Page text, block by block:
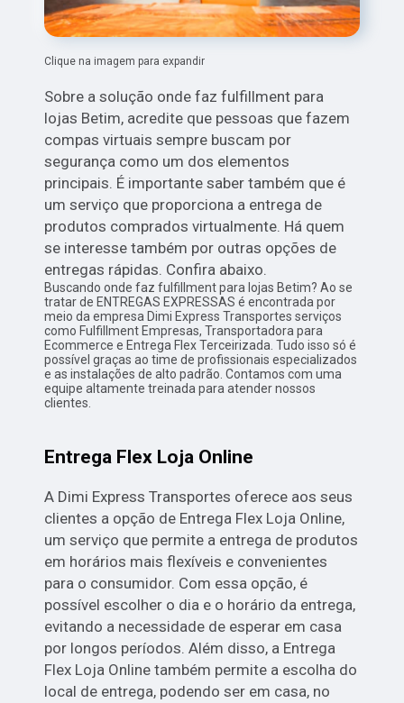
Clique na imagem para expandir
Sobre a solução onde faz fulfillment para
lojas Betim, acredite que pessoas que fazem
compas virtuais sempre buscam por
segurança como um dos elementos
principais. É importante saber também que é
um serviço que proporciona a entrega de
produtos comprados virtualmente. Há quem
se interesse também por outras opções de
entregas rápidas. Confira abaixo.
Buscando onde faz fulfillment para lojas Betim? Ao se
tratar de ENTREGAS EXPRESSAS é encontrada por
meio da empresa Dimi Express Transportes serviços
como Fulfillment Empresas, Transportadora para
Ecommerce e Entrega Flex Terceirizada. Tudo isso só é
possível graças ao time de profissionais especializados
e as instalações de alto padrão. Contamos com uma
equipe altamente treinada para atender nossos
clientes.
Entrega Flex Loja Online
A Dimi Express Transportes oferece aos seus
clientes a opção de Entrega Flex Loja Online,
um serviço que permite a entrega de produtos
em horários mais flexíveis e convenientes
para o consumidor. Com essa opção, é
possível escolher o dia e o horário da entrega,
evitando a necessidade de esperar em casa
por longos períodos. Além disso, a Entrega
Flex Loja Online também permite a escolha do
local de entrega, podendo ser em casa, no